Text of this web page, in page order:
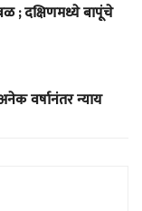
; दक्षिणमध्ये बापूंचे
वर्षानंतर न्याय